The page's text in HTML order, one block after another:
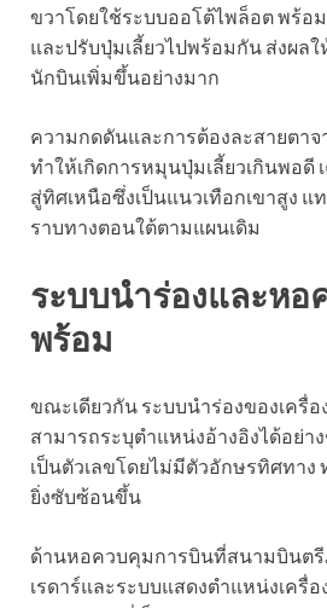
ขวาโดยใช้ระบบออโต้ไพล็อต พร้อ
และปรับปุ่มเลี้ยวไปพร้อมกัน ส่งผล
นักบินเพิ่มขึ้นอย่างมาก
ความกดดันและการต้องละสายตาจ
ทำให้เกิดการหมุนปุ่มเลี้ยวเกินพอดี
สู่ทิศเหนือซึ่งเป็นแนวเทือกเขาสูง
ราบทางตอนใต้ตามแผนเดิม
ระบบนำร่องและหอ
พร้อม
ขณะเดียวกัน ระบบนำร่องของเครื่
สามารถระบุตำแหน่งอ้างอิงได้อย่า
เป็นตัวเลขโดยไม่มีตัวอักษรทิศทาง
ยิ่งซับซ้อนขึ้น
ด้านหอควบคุมการบินที่สนามบินต
เรดาร์และระบบแสดงตำแหน่งเครื่